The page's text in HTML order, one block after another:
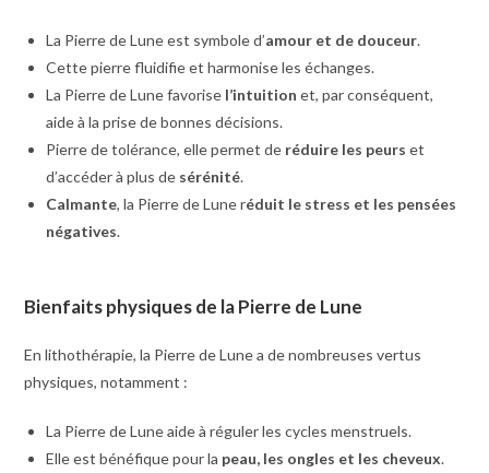
La Pierre de Lune est symbole d’amour et de douceur.
Cette pierre fluidifie et harmonise les échanges.
La Pierre de Lune favorise l’intuition et, par conséquent,
aide à la prise de bonnes décisions.
Pierre de tolérance, elle permet de réduire les peurs et
d’accéder à plus de sérénité.
Calmante, la Pierre de Lune réduit le stress et les pensées
négatives.
Bienfaits physiques de la Pierre de Lune
En lithothérapie, la Pierre de Lune a de nombreuses vertus
physiques, notamment :
La Pierre de Lune aide à réguler les cycles menstruels.
Elle est bénéfique pour la peau, les ongles et les cheveux.